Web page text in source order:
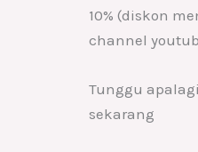
10% (diskon
channel
Tunggu
sekarang